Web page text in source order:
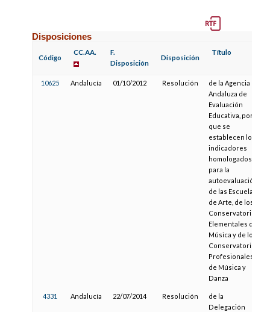
Disposiciones
Código
CC.AA.
F.
Disposición
Disposición
Título
10625 Andalucía 01/10/2012 Resolución
de la Agencia
Andaluza de
Evaluación
Educativa, por la
que se
establecen los
indicadores
homologados
para la
autoevaluación
de las Escuelas
de Arte, de los
Conservatorios
Elementales de
Música y de los
Conservatorios
Profesionales
de Música y
Danza
4331 Andalucía 22/07/2014 Resolución
de la
Delegación